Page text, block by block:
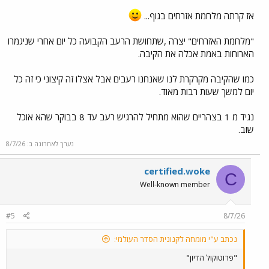
אז קרתה מלחמת אזרחים בגוף...
"מלחמת האזרחים" יצרה ,שתחושת הרעב הקבועה כל יום אחרי שניגמרו
הארוחות באמת אכלה את הקיבה.
כמו שהקיבה מקרקרת לנו שאנחנו רעבים אבל אצלו זה קיצוני כי זה כל
יום למשך שעות רבות מאוד.
נגיד מ 1 בצהריים שהוא מתחיל להרגיש רעב עד 8 בבוקר שהא אוכל
שוב.
נערך לאחרונה ב: 8/7/26
C
certified.woke
Well-known member
8/7/26
#5
נכתב ע"י מומחה לקנונית הסדר העולמי:
"פרוטוקול הדיון"